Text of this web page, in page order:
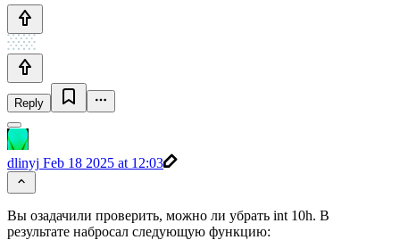
Reply
dlinyj Feb 18 2025 at 12:03
Вы озадачили проверить, можно ли убрать int 10h. В
результате набросал следующую функцию: